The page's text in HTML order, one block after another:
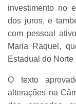
investimento no
dos juros, e
com pessoal
Maria Raquel,
Estadual do
O texto
alterações na